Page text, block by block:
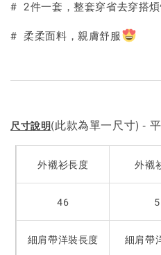
# 2件一套，整套穿省去穿搭
# 柔柔面料，親膚舒服
尺寸說明(此款為單一尺寸) -
外襯衫長度 外襯
46
細肩帶洋裝長度 細肩帶